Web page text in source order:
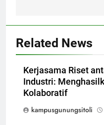
Related News
Kerjasama Riset
Industri:
Kolaboratif
kampusgunungsitoli